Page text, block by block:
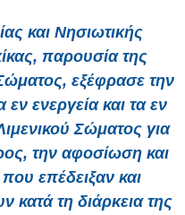
και Νησιωτικής
παρουσία της
εξέφρασε την
ενεργεία και τα εν
Σώματος για
την αφοσίωση και
επέδειξαν και
κατά τη διάρκεια της